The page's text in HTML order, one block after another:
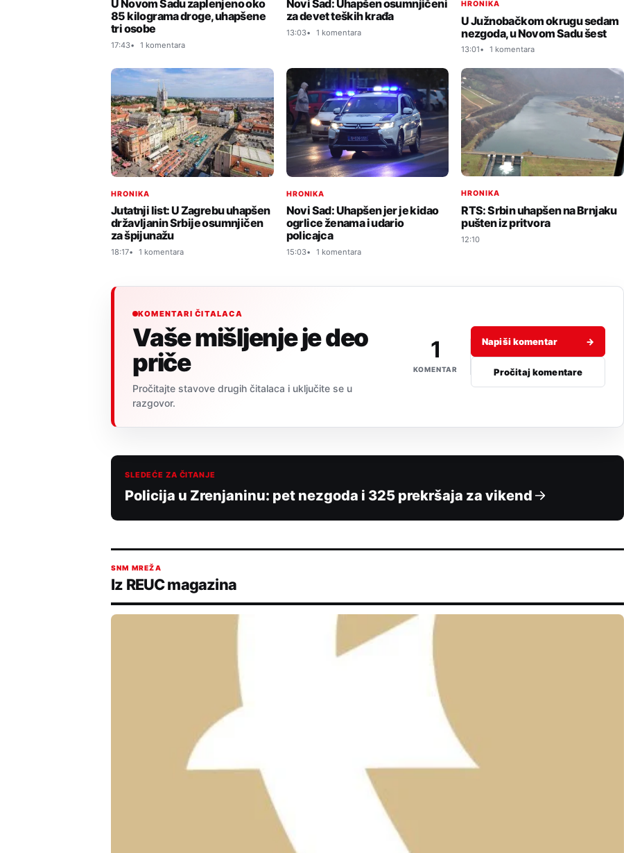
U Novom Sadu zaplenjeno oko
85 kilograma droge, uhapšene
tri osobe
17:43 1 komentara
Novi Sad: Uhapšen osumnjičeni
za devet teških krađa
13:03 1 komentara
HRONIKA
U Južnobačkom okrugu sedam
nezgoda, u Novom Sadu šest
13:01 1 komentara
HRONIKA
Jutatnji list: U Zagrebu uhapšen
državljanin Srbije osumnjičen
za špijunažu
18:17 1 komentara
HRONIKA
Novi Sad: Uhapšen jer je kidao
ogrlice ženama i udario
policajca
15:03 1 komentara
HRONIKA
RTS: Srbin uhapšen na Brnjaku
pušten iz pritvora
12:10
KOMENTARI ČITALACA
Vaše mišljenje je deo
priče
Pročitajte stavove drugih čitalaca i uključite se u
razgovor.
1
KOMENTAR
Napiši komentar →
Pročitaj komentare
SLEDEĆE ZA ČITANJE
Policija u Zrenjaninu: pet nezgoda i 325 prekršaja za vikend
SNM MREŽA
Iz REUC magazina